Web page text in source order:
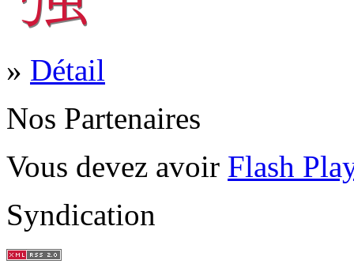
» Détail
Nos Partenaires
Vous devez avoir Flash
Syndication